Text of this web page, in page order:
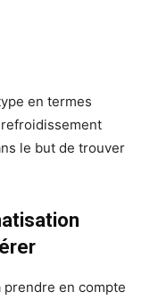
en termes
le but de trouver
en compte